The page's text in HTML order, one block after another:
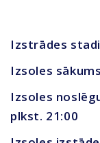
Izstrādes
Izsoles
Izsoles
plkst. 21:00